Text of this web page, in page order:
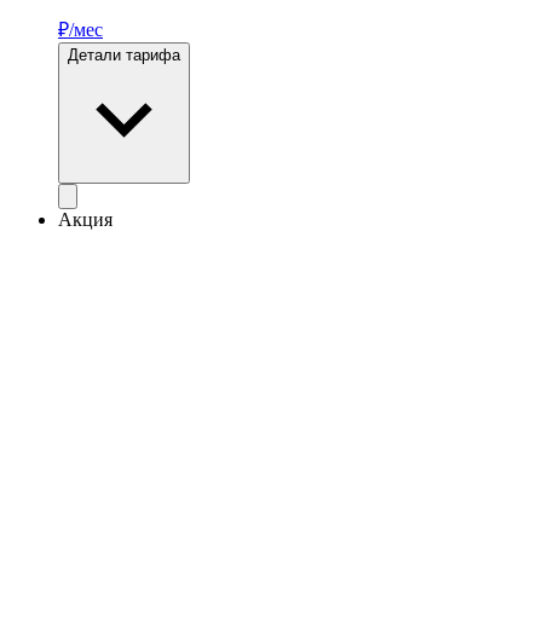
₽/мес
Детали тарифа
Акция